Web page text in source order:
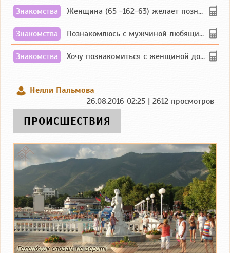
Знакомства Женщина (65 -162-63) желает познакомиться с одиноким, добродушным, без вредных ...
Знакомства Познакомлюсь с мужчиной любящим танцевать и петь на родном чувашском языке
Знакомства Хочу познакомиться с женщиной до 55 лет чувашской или русской национальности дл...
Нелли Пальмова
26.08.2016 02:25 | 2612 просмотров
ПРОИСШЕСТВИЯ
Геленджик словам не верит!